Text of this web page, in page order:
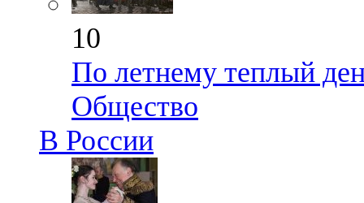
10
По летнему теплый
Общество
В России